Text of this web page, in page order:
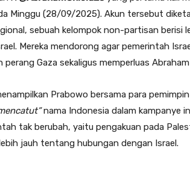
Minggu (28/09/2025). Akun tersebut
sebuah kelompok non-partisan berisi
Mereka mendorong agar pemerintah
perang Gaza sekaligus memperluas
Prabowo bersama para
nama Indonesia dalam kampanye
tak berubah, yaitu pengakuan pada
jauh tentang hubungan dengan Israel.